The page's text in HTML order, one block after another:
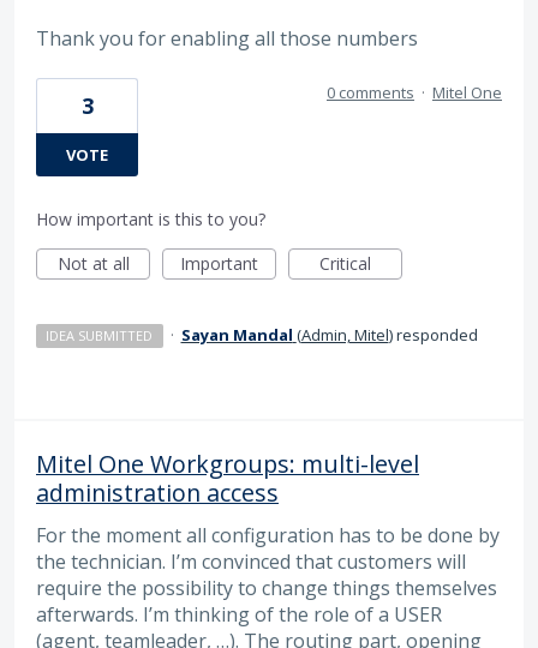
Thank you for enabling all those numbers
3
VOTE
0 comments · Mitel One
How important is this to you?
Not at all
Important Critical
IDEA SUBMITTED · Sayan Mandal (Admin, Mitel)responded
Mitel One Workgroups: multi-level
administration access
For the moment all configuration has to be done by
the technician. I’m convinced that customers will
require the possibility to change things themselves
afterwards. I’m thinking of the role of a USER
(agent, teamleader, …). The routing part, opening